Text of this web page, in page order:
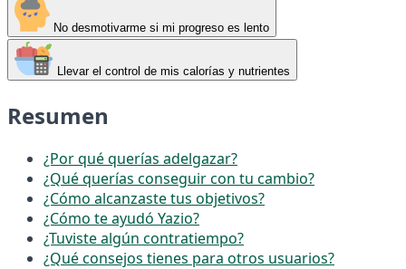
No desmotivarme si mi progreso es lento
Llevar el control de mis calorías y nutrientes
Resumen
¿Por qué querías adelgazar?
¿Qué querías conseguir con tu cambio?
¿Cómo alcanzaste tus objetivos?
¿Cómo te ayudó Yazio?
¿Tuviste algún contratiempo?
¿Qué consejos tienes para otros usuarios?